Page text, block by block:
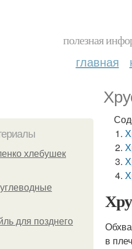
полезная
главная
хлебушек
для позднего
в